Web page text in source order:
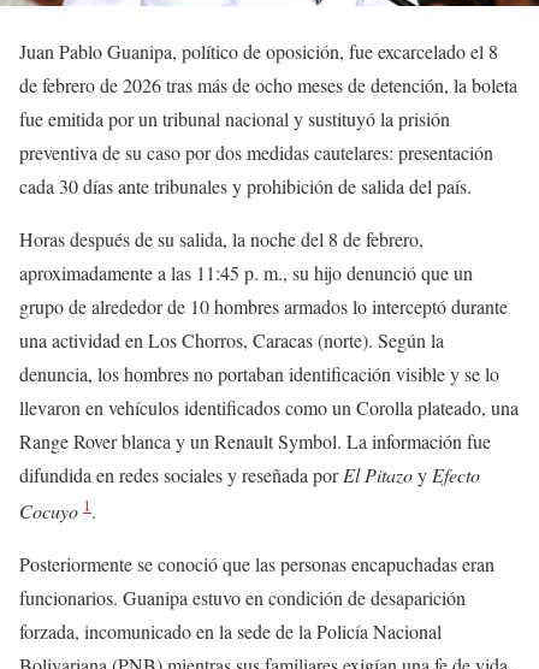
Juan Pablo Guanipa, político de oposición, fue excarcelado el 8
de febrero de 2026 tras más de ocho meses de detención, la boleta
fue emitida por un tribunal nacional y sustituyó la prisión
preventiva de su caso por dos medidas cautelares: presentación
cada 30 días ante tribunales y prohibición de salida del país.
Horas después de su salida, la noche del 8 de febrero,
aproximadamente a las 11:45 p. m., su hijo denunció que un
grupo de alrededor de 10 hombres armados lo interceptó durante
una actividad en Los Chorros, Caracas (norte). Según la
denuncia, los hombres no portaban identificación visible y se lo
llevaron en vehículos identificados como un Corolla plateado, una
Range Rover blanca y un Renault Symbol. La información fue
difundida en redes sociales y reseñada porEl Pitazoy Efecto
Cocuyo 1.
Posteriormente se conoció que las personas encapuchadas eran
funcionarios. Guanipa estuvo en condición de desaparición
forzada, incomunicado en la sede de la Policía Nacional